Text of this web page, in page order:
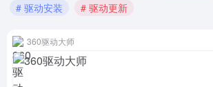
# 驱动安装
# 驱动更新
360驱动大师